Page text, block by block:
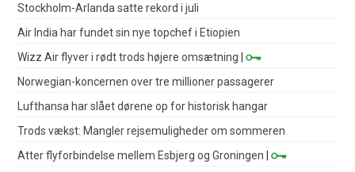
Stockholm-Arlanda satte rekord i juli
Air India har fundet sin nye topchef i Etiopien
Wizz Air flyver i rødt trods højere omsætning |
Norwegian-koncernen over tre millioner passagerer
Lufthansa har slået dørene op for historisk hangar
Trods vækst: Mangler rejsemuligheder om sommeren
Atter flyforbindelse mellem Esbjerg og Groningen |